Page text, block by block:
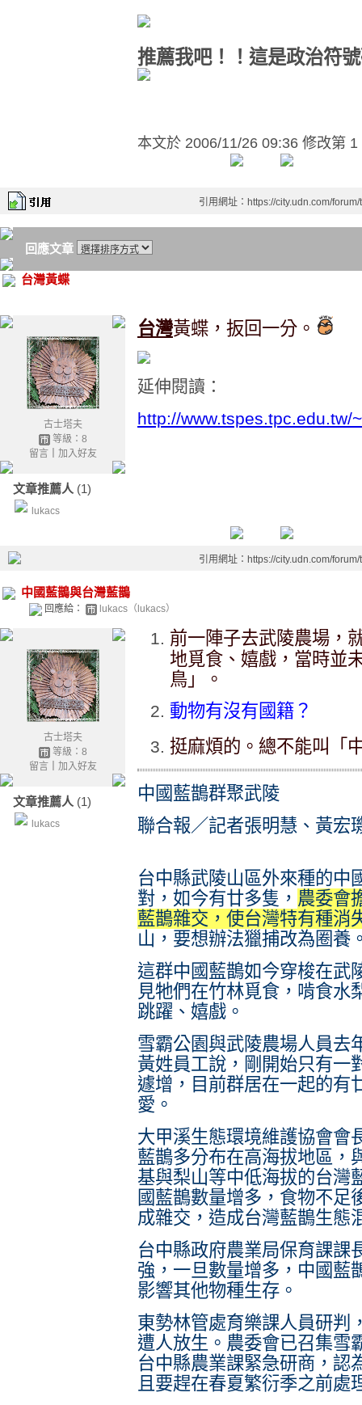
推薦我吧！！這是政治符
本文於 2006/11/26 09:36 修改第 1
引用網址：https://city.udn.com/
回應文章
台灣黃蝶
古士塔夫
等級：8
留言｜ 加入好友
文章推薦人 (1)
lukacs
台灣黃蝶，扳回一分。
延伸閱讀：
http://www.tspes.tpc.edu.tw/
引用網址：https://city.udn.com/
中國藍鵲與台灣藍鵲
回應給： lukacs（lukacs）
古士塔夫
等級：8
留言｜ 加入好友
文章推薦人 (1)
lukacs
前一陣子去武陵農場，
地覓食、嬉戲，當時並
鳥」。
動物有沒有國籍？
挺麻煩的。總不能叫「
中國藍鵲群聚武陵
聯合報／記者張明慧、黃宏
台中縣武陵山區外來種的中
對，如今有廿多隻， 農委會
藍鵲雜交，使台灣特有種消
山，要想辦法獵捕改為圈養
這群中國藍鵲如今穿梭在武
見牠們在竹林覓食，啃食水
跳躍、嬉戲。
雪霸公園與武陵農場人員去
黃姓員工說，剛開始只有一
遽增，目前群居在一起的有
愛。
大甲溪生態環境維護協會會
藍鵲多分布在高海拔地區，
基與梨山等中低海拔的台灣
國藍鵲數量增多，食物不足
成雜交，造成台灣藍鵲生態
台中縣政府農業局保育課課
強，一旦數量增多，中國藍
影響其他物種生存。
東勢林管處育樂課人員研判
遭人放生。農委會已召集雪
台中縣農業課緊急研商，認
且要趕在春夏繁衍季之前處